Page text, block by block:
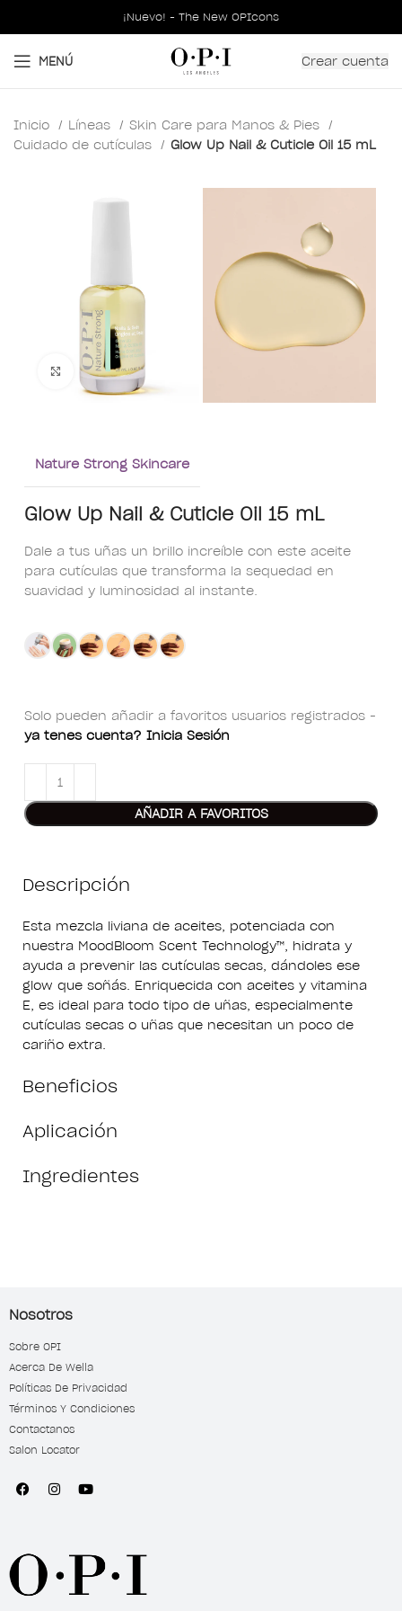
¡Nuevo! - The New OPIcons
MENÚ Crear cuenta
Inicio Líneas
Skin Care para Manos & Pies
Cuidado de cutículas
Glow Up Nail & Cuticle Oil 15 mL
Clic para ampliar
Nature Strong Skincare
Glow Up Nail & Cuticle Oil 15 mL
Dale a tus uñas un brillo increíble con este aceite
para cutículas que transforma la sequedad en
suavidad y luminosidad al instante.
Solo pueden añadir a favoritos usuarios registrados -
ya tenes cuenta? Inicia Sesión
AÑADIR A FAVORITOS
Descripción
Esta mezcla liviana de aceites, potenciada con
nuestra MoodBloom Scent Technology™, hidrata y
ayuda a prevenir las cutículas secas, dándoles ese
glow que soñás. Enriquecida con aceites y vitamina
E, es ideal para todo tipo de uñas, especialmente
cutículas secas o uñas que necesitan un poco de
cariño extra.
Beneficios
Aplicación
Ingredientes
Nosotros
Sobre OPI
Acerca De Wella
Políticas De Privacidad
Términos Y Condiciones
Contactanos
Salon Locator